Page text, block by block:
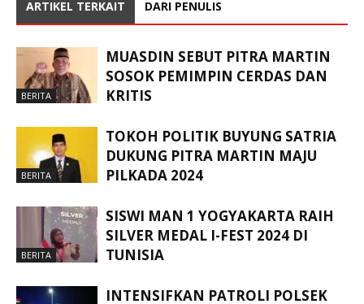
ARTIKEL TERKAIT DARI PENULIS
BERITA
MUASDIN SEBUT PITRA MARTIN
SOSOK PEMIMPIN CERDAS DAN
KRITIS
BERITA
TOKOH POLITIK BUYUNG SATRIA
DUKUNG PITRA MARTIN MAJU
PILKADA 2024
BERITA
SISWI MAN 1 YOGYAKARTA RAIH
SILVER MEDAL I-FEST 2024 DI
TUNISIA
INTENSIFKAN PATROLI POLSEK